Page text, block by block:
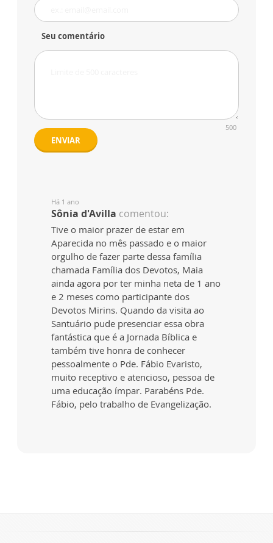
Seu comentário
500
ENVIAR
Há 1 ano
Sônia d'Avilla comentou:
Tive o maior prazer de estar em
Aparecida no mês passado e o maior
orgulho de fazer parte dessa família
chamada Família dos Devotos, Maia
ainda agora por ter minha neta de 1 ano
e 2 meses como participante dos
Devotos Mirins. Quando da visita ao
Santuário pude presenciar essa obra
fantástica que é a Jornada Bíblica e
também tive honra de conhecer
pessoalmente o Pde. Fábio Evaristo,
muito receptivo e atencioso, pessoa de
uma educação ímpar. Parabéns Pde.
Fábio, pelo trabalho de Evangelização.